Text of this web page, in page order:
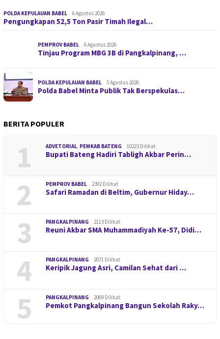
POLDA KEPULAUAN BABEL 6 Agustus 2026
Pengungkapan 52,5 Ton Pasir Timah Ilegal…
PEMPROV BABEL 6 Agustus 2026
Tinjau Program MBG 3B di Pangkalpinang, …
POLDA KEPULAUAN BABEL 5 Agustus 2026
Polda Babel Minta Publik Tak Berspekulas…
BERITA POPULER
1 ADVETORIAL, PEMKAB BATENG 10223 Dilihat
Bupati Bateng Hadiri Tabligh Akbar Perin…
2 PEMPROV BABEL 2392 Dilihat
Safari Ramadan di Beltim, Gubernur Hiday…
3 PANGKALPINANG 2113 Dilihat
Reuni Akbar SMA Muhammadiyah Ke-57, Didi…
4 PANGKALPINANG 2071 Dilihat
Keripik Jagung Asri, Camilan Sehat dari …
5 PANGKALPINANG 2069 Dilihat
Pemkot Pangkalpinang Bangun Sekolah Raky…